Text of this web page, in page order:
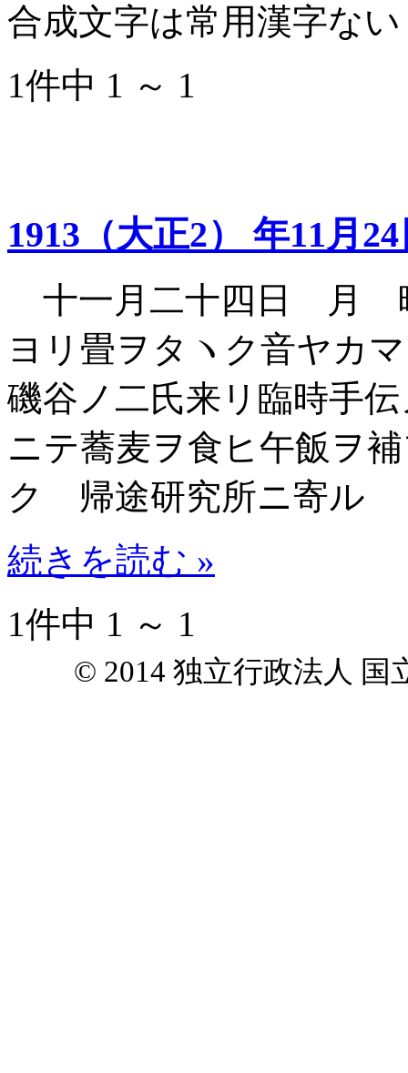
合成文字は常用漢字な
1件中 1 ～ 1
1913（大正2） 年11月
十一月二十四日 月
ヨリ畳ヲタヽク音ヤ
磯谷ノ二氏来リ臨時手
ニテ蕎麦ヲ食ヒ午飯ヲ
ク 帰途研究所ニ寄ル
続きを読む »
1件中 1 ～ 1
© 2014 独立行政法人 国